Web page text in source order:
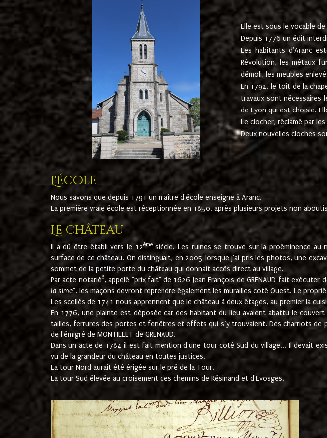
Elle est sous le vocable de
Depuis 1776 un édit
Les habitants d'Aranc
Révolution, les métaux
démoli, les meubles
En 1792, le toit de la
travaux sont nécessaires
de Lyon qui est choisie.
Le clocher, réclamé par
Deux nouvelles cloches
L'école
Nous savons que depuis 1791 un maître d'école enseigne à Aranc.
La première vraie école est réceptionnée en 1850, après plusieurs projets non
Le château
Il a dû être établi vers le 12èmesiècle. Les ruines se trouve sur la proéminence au
surface de ce château. On distinguait, en 2005 lorsque j'ai pris les photos, une
sommet de la petite porte du château qui donnait accès direct au village.
Par acte notarié6, appelé "prix fait" de 1626 Jean François de GRENAUD fait
la sime". les maçons devront reprendre également les murailles coté Ouest. Le
Les scellés de 1741 nous apprennent que le château à deux étages, au premier la
En 1776, une plainte est déposée car des habitant du lieu avaient abattu le
tailles, ferrures des portes et fenêtres et effets qui s’y trouvaient. Des charriots de
de l'émigré de MONTILLET de GRENAUD.
Dans un acte de 1784 il est fait mention d'une tour coté Sud du village... Il devait
vu de la grandeur du château en toutes justices.
La tour Nord aurait été érigée sur le pré de la Tour.
La tour Sud élevée au croisement des chemins de Résinand et d'Evosges.